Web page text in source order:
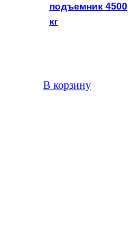
подъемник 4500
кг
В корзину